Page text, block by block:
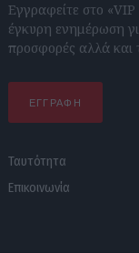
Εγγραφείτε στο
έγκυρη ενημέρωση
προσφορές αλλά και
ΕΓΓΡΑΦΗ
Ταυτότητα
Επικοινωνία